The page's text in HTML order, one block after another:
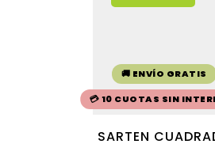
🚚 ENVÍO GRATIS
💳 10 CUOTAS SIN
SARTEN